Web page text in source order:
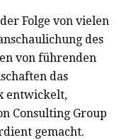
Folge von vielen
des
von führenden
das
entwickelt,
Consulting Group
gemacht.